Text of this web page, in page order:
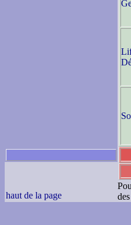
haut de la page